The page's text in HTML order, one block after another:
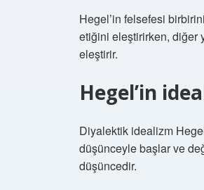
Hegel’in felsefesi
etiğini eleştirirken, diğer
eleştirir.
Hegel’in
Diyalektik idealizm
düşünceyle başlar ve
düşüncedir.